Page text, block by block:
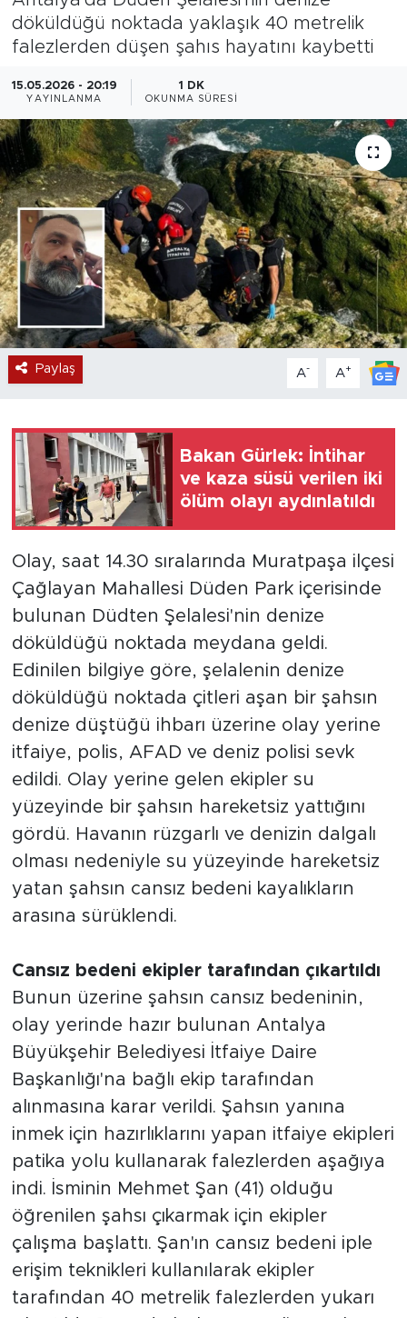
döküldüğü noktada yaklaşık 40 metrelik
falezlerden düşen şahıs hayatını kaybetti
15.05.2026 - 20:19
YAYINLANMA
1 DK
OKUNMA SÜRESI
Paylaş A- A+
Bakan Gürlek: İntihar
ve kaza süsü verilen iki
ölüm olayı aydınlatıldı
Olay, saat 14.30 sıralarında Muratpaşa ilçesi
Çağlayan Mahallesi Düden Park içerisinde
bulunan Düdten Şelalesi'nin denize
döküldüğü noktada meydana geldi.
Edinilen bilgiye göre, şelalenin denize
döküldüğü noktada çitleri aşan bir şahsın
denize düştüğü ihbarı üzerine olay yerine
itfaiye, polis, AFAD ve deniz polisi sevk
edildi. Olay yerine gelen ekipler su
yüzeyinde bir şahsın hareketsiz yattığını
gördü. Havanın rüzgarlı ve denizin dalgalı
olması nedeniyle su yüzeyinde hareketsiz
yatan şahsın cansız bedeni kayalıkların
arasına sürüklendi.
Cansız bedeni ekipler tarafından çıkartıldı
Bunun üzerine şahsın cansız bedeninin,
olay yerinde hazır bulunan Antalya
Büyükşehir Belediyesi İtfaiye Daire
Başkanlığı'na bağlı ekip tarafından
alınmasına karar verildi. Şahsın yanına
inmek için hazırlıklarını yapan itfaiye ekipleri
patika yolu kullanarak falezlerden aşağıya
indi. İsminin Mehmet Şan (41) olduğu
öğrenilen şahsı çıkarmak için ekipler
çalışma başlattı. Şan'ın cansız bedeni iple
erişim teknikleri kullanılarak ekipler
tarafından 40 metrelik falezlerden yukarı
Magazin
Özel Haber
Politika
Resmi İlanlar
Sağlık
Spor
Turizm